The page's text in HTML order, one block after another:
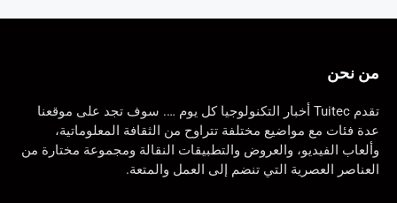
من نحن
تقدم Tuitec أخبار التكنولوجيا كل يوم …. سوف تجد على موقعنا
عدة فئات مع مواضيع مختلفة تتراوح من الثقافة المعلوماتية،
وألعاب الفيديو، والعروض والتطبيقات النقالة ومجموعة مختارة من
العناصر العصرية التي تنضم إلى العمل والمتعة.